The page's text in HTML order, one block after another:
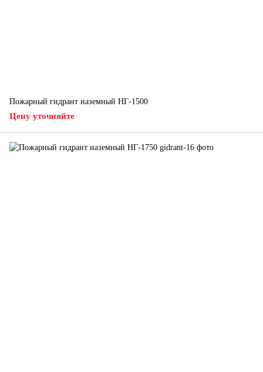
Пожарный гидрант наземный НГ-1500
Цену уточняйте